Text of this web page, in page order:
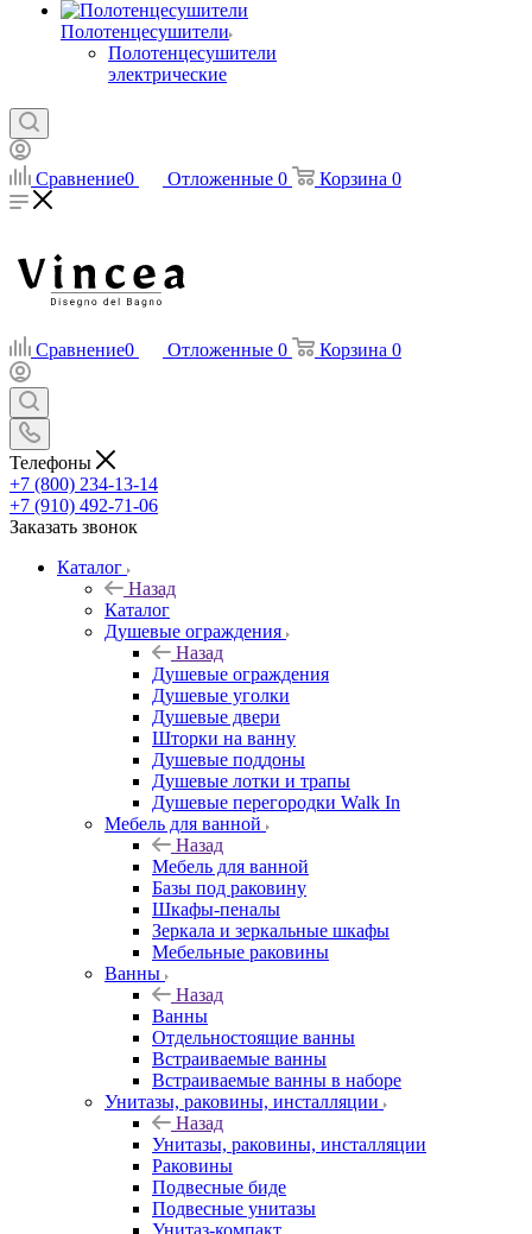
Полотенцесушители
Полотенцесушители
электрические
Сравнение0 Отложенные 0 Корзина 0
Сравнение0 Отложенные 0 Корзина 0
Телефоны
+7 (800) 234-13-14
+7 (910) 492-71-06
Заказать звонок
Каталог
Назад
Каталог
Душевые ограждения
Назад
Душевые ограждения
Душевые уголки
Душевые двери
Шторки на ванну
Душевые поддоны
Душевые лотки и трапы
Душевые перегородки Walk In
Мебель для ванной
Назад
Мебель для ванной
Базы под раковину
Шкафы-пеналы
Зеркала и зеркальные шкафы
Мебельные раковины
Ванны
Назад
Ванны
Отдельностоящие ванны
Встраиваемые ванны
Встраиваемые ванны в наборе
Унитазы, раковины, инсталляции
Назад
Унитазы, раковины, инсталляции
Раковины
Подвесные биде
Подвесные унитазы
Унитаз-компакт